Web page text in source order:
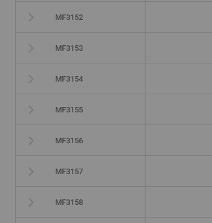
MF3152
MF3153
MF3154
MF3155
MF3156
MF3157
MF3158